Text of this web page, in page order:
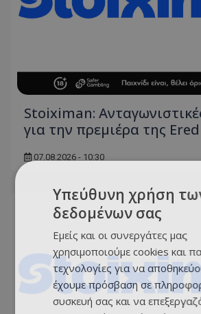
Stoiximan:
για την πρεμιέρα της
07.08.2026 - 10:30
Υπεύθυνη χρήση
δεδομένων σας
Εμείς και οι συνεργάτες μας
χρησιμοποιούμε cookies και
τεχνολογίες για να
έχουμε πρόσβαση σε
συσκευή σας και να